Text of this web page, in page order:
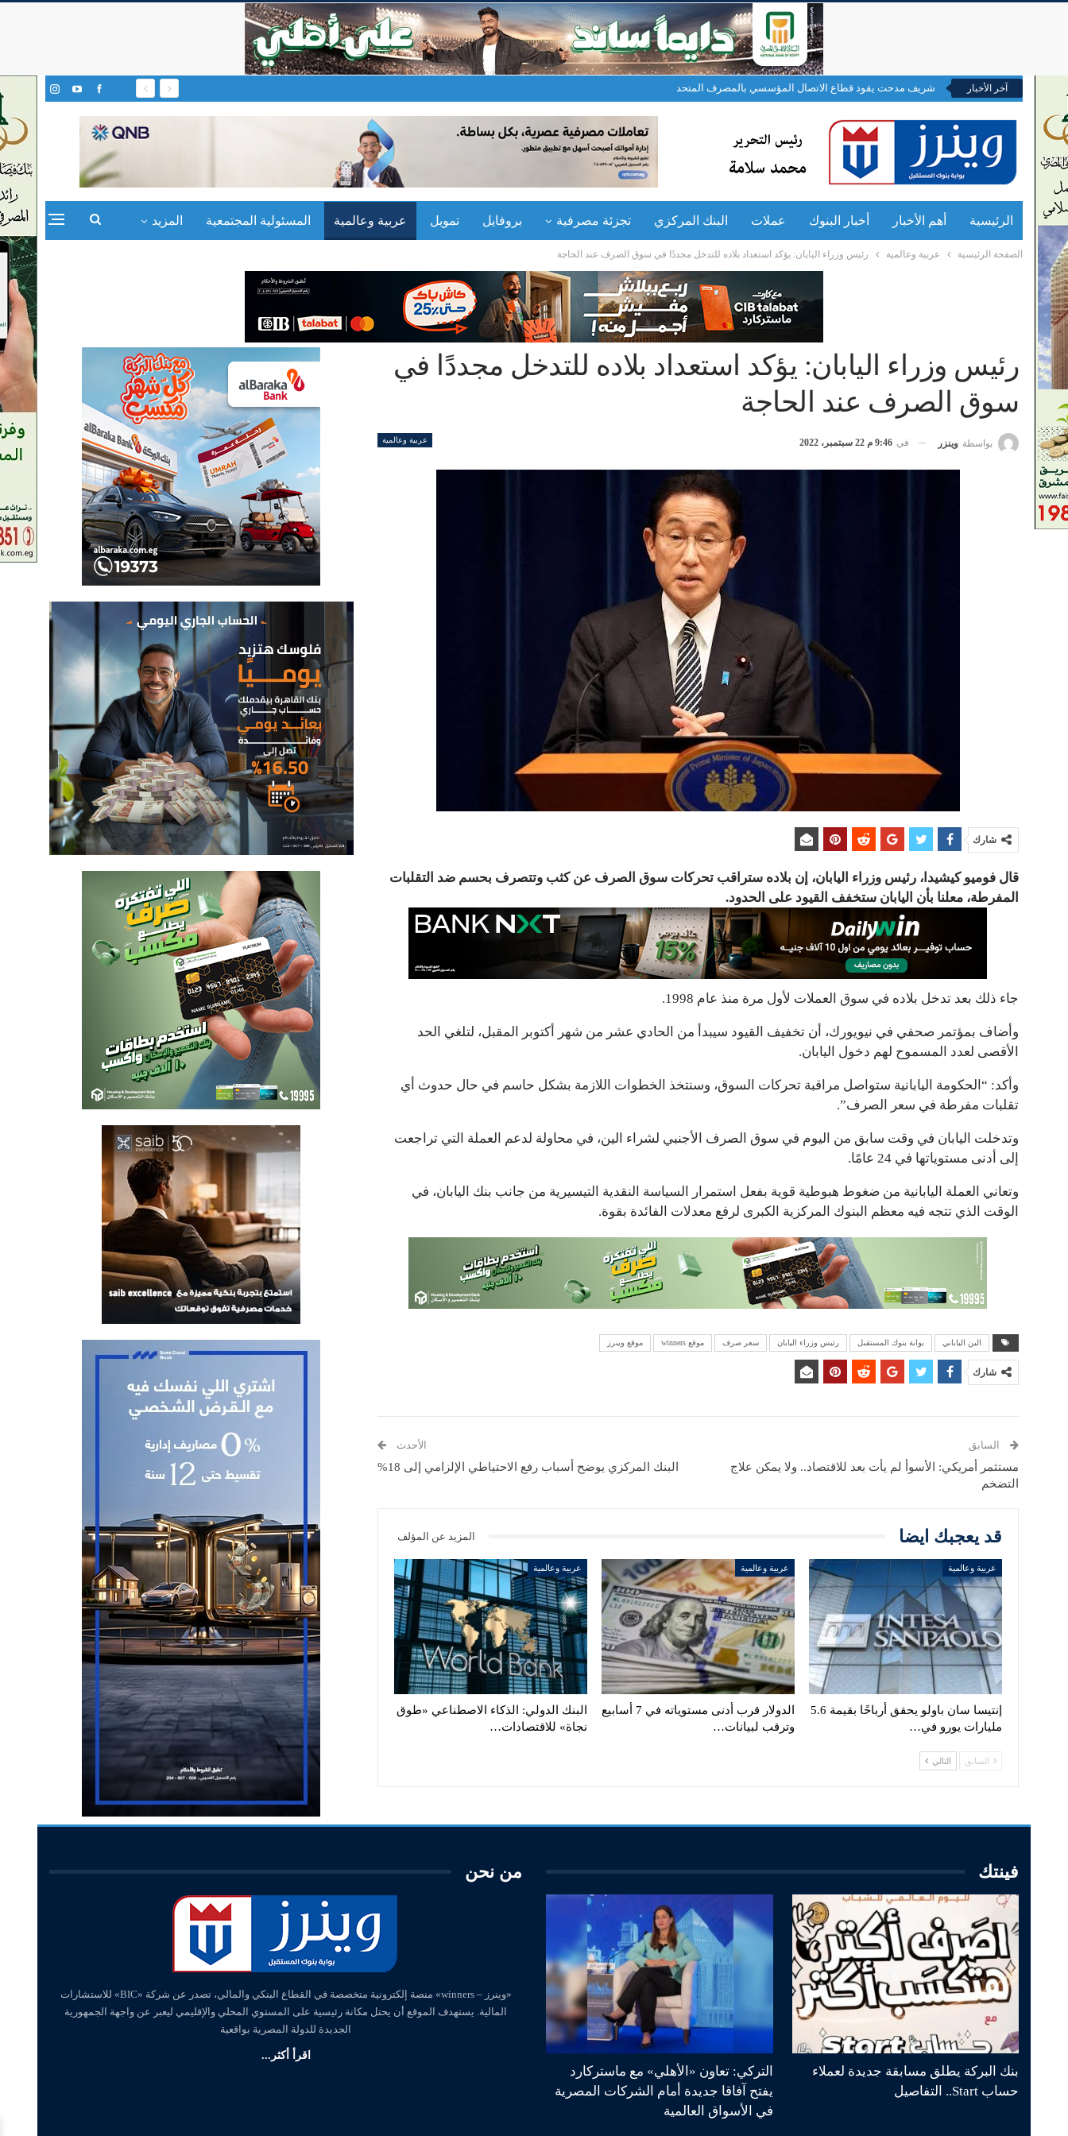
آخر الأخبار شريف مدحت يقود قطاع الاتصال المؤسسي بالمصرف المتحد
الرئيسية أهم الأخبار أخبار البنوك عملات البنك المركزي تجزئة مصرفية بروفايل تمويل عربية وعالمية المسئولية المجتمعية المزيد
الصفحة الرئيسية عربية وعالمية رئيس وزراء اليابان: يؤكد استعداد بلاده للتدخل مجددًا في سوق الصرف عند الحاجة
رئيس وزراء اليابان: يؤكد استعداد بلاده للتدخل مجددًا في
سوق الصرف عند الحاجة
عربية وعالمية بواسطة وينزر في 9:46 م 22 سبتمبر، 2022
شارك
قال فوميو كيشيدا، رئيس وزراء اليابان، إن بلاده ستراقب تحركات سوق الصرف عن كثب وتتصرف بحسم ضد التقلبات
المفرطة، معلنا بأن اليابان ستخفف القيود على الحدود.
جاء ذلك بعد تدخل بلاده في سوق العملات لأول مرة منذ عام 1998.
وأضاف بمؤتمر صحفي في نيويورك، أن تخفيف القيود سيبدأ من الحادي عشر من شهر أكتوبر المقبل، لتلغي الحد
الأقصى لعدد المسموح لهم دخول اليابان.
وأكد: “الحكومة اليابانية ستواصل مراقبة تحركات السوق، وسنتخذ الخطوات اللازمة بشكل حاسم في حال حدوث أي
تقلبات مفرطة في سعر الصرف”.
وتدخلت اليابان في وقت سابق من اليوم في سوق الصرف الأجنبي لشراء الين، في محاولة لدعم العملة التي تراجعت
إلى أدنى مستوياتها في 24 عامًا.
وتعاني العملة اليابانية من ضغوط هبوطية قوية بفعل استمرار السياسة النقدية التيسيرية من جانب بنك اليابان، في
الوقت الذي تتجه فيه معظم البنوك المركزية الكبرى لرفع معدلات الفائدة بقوة.
الين الياباني بوابة بنوك المستقبل رئيس وزراء اليابان سعر صرف موقع winners موقع وينرز
شارك
السابق
مستثمر أمريكي: الأسوأ لم يأت بعد للاقتصاد.. ولا يمكن علاج
التضخم
الأحدث
البنك المركزي يوضح أسباب رفع الاحتياطي الإلزامي إلى 18%
قد يعجبك ايضا المزيد عن المؤلف
عربية وعالمية
إنتيسا سان باولو يحقق أرباحًا بقيمة 5.6
مليارات يورو في…
عربية وعالمية
الدولار قرب أدنى مستوياته في 7 أسابيع
وترقب لبيانات…
عربية وعالمية
البنك الدولي: الذكاء الاصطناعي «طوق
نجاة» للاقتصادات…
السابق التالي
فينتك
بنك البركة يطلق مسابقة جديدة لعملاء
حساب Start.. التفاصيل
التركي: تعاون «الأهلي» مع ماستركارد
يفتح آفاقا جديدة أمام الشركات المصرية
في الأسواق العالمية
من نحن
«وينرز – winners» منصة إلكترونية متخصصة في القطاع البنكي والمالي، تصدر عن شركة «BIC» للاستشارات
المالية. يستهدف الموقع أن يحتل مكانة رئيسية على المستوي المحلي والإقليمي ليعبر عن واجهة الجمهورية
الجديدة للدولة المصرية بواقعية
اقرأ أكثر...